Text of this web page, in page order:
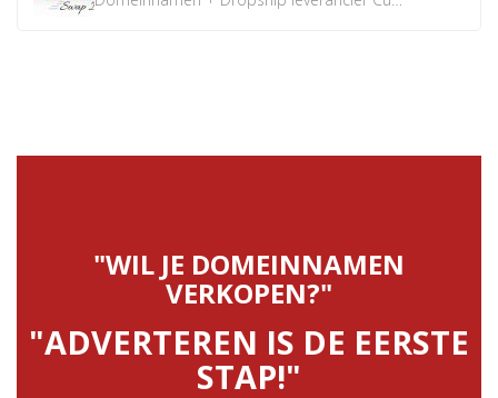
"WIL JE DOMEINNAMEN
VERKOPEN?"
"ADVERTEREN IS DE EERSTE
STAP!"